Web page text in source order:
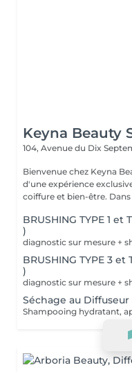
Keyna Beauty
104, Avenue du Dix
Bienvenue chez Keyna
d'une expérience
coiffure et bien-être. Dans
BRUSHING TYPE 1 et
)
BRUSHING TYPE 3 et
)
Séchage au Diffuseur